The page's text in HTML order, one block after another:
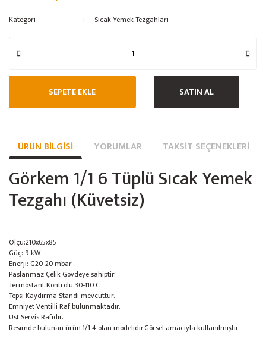
Kategori Sıcak Yemek Tezgahları
SEPETE EKLE SATIN AL
ÜRÜN BILGISI YORUMLAR TAKSIT SEÇENEKLERI
Görkem 1/1 6 Tüplü Sıcak Yemek
Tezgahı (Küvetsiz)
Ölçü:210x65x85
Güç: 9 kW
Enerji: G20-20 mbar
Paslanmaz Çelik Gövdeye sahiptir.
Termostant Kontrolu 30-110 C
Tepsi Kaydırma Standı mevcuttur.
Emniyet Ventilli Raf bulunmaktadır.
Üst Servis Rafıdır.
Resimde bulunan ürün 1/1 4 olan modelidir.Görsel amacıyla kullanılmıştır.